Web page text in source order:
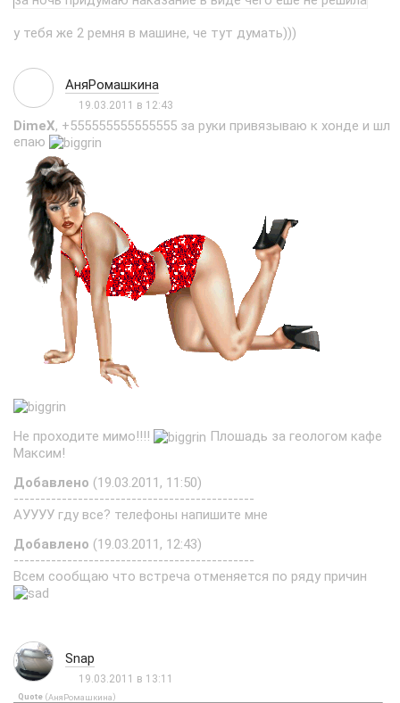
у тебя же 2 ремня в машине, че тут думать)))
АняРомашкина
19.03.2011 в 12:43
DimeX, +555555555555555 за руки привязываю к хонде и шл
епаю
Не проходите мимо!!!!
Плошадь за геологом кафе
Максим!
Добавлено (19.03.2011, 11:50)
---------------------------------------------
АУУУУ гду все? телефоны напишите мне
Добавлено (19.03.2011, 12:43)
---------------------------------------------
Всем сообщаю что встреча отменяется по ряду причин
Snap
19.03.2011 в 13:11
Quote (АняРомашкина)